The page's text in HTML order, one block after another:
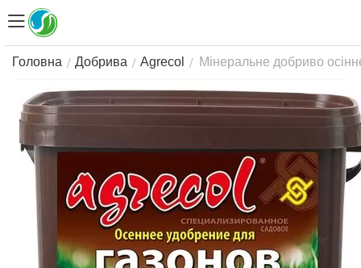
Головна / Добрива / Agrecol / Мінеральне добриво